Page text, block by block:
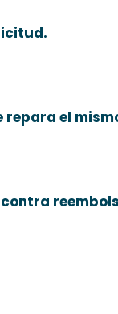
repara el